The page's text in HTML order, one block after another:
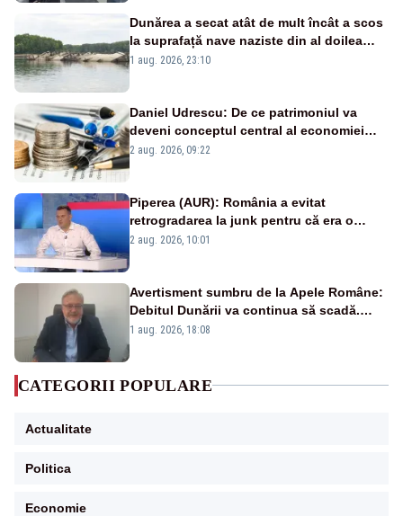
Dunărea a secat atât de mult încât a scos
la suprafață nave naziste din al doilea
război mondial
1 aug. 2026, 23:10
Daniel Udrescu: De ce patrimoniul va
deveni conceptul central al economiei
viitoare?
2 aug. 2026, 09:22
Piperea (AUR): România a evitat
retrogradarea la junk pentru că era o
catastrofă pentru bănci și fondurile de
2 aug. 2026, 10:01
Avertisment sumbru de la Apele Române:
Debitul Dunării va continua să scadă.
Cernavodă s-ar putea închide în 4 zile
1 aug. 2026, 18:08
CATEGORII POPULARE
Actualitate
Politica
Economie